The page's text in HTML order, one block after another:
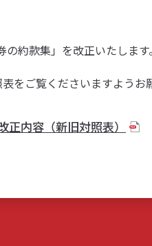
約款集」を改正いたします。
をご覧くださいますようお
正内容（新旧対照表）